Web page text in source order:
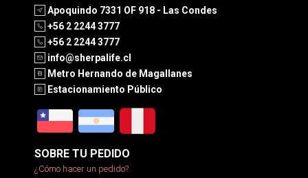
Apoquindo 7331 OF 918 - Las Condes
+56 2 2244 3777
+56 2 2244 3777
info@sherpalife.cl
Metro Hernando de Magallanes
Estacionamiento Público
SOBRE TU PEDIDO
¿Cómo hacer un pedido?